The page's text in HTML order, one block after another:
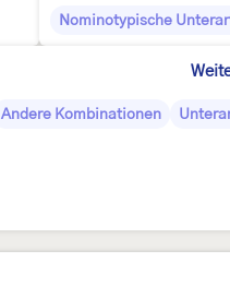
Nominotypische
Andere Kombinationen